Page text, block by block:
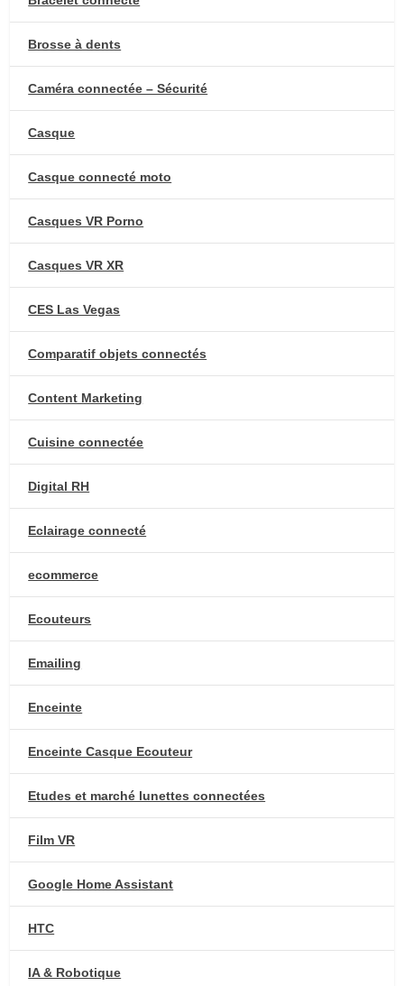
Brosse à dents
Caméra connectée – Sécurité
Casque
Casque connecté moto
Casques VR Porno
Casques VR XR
CES Las Vegas
Comparatif objets connectés
Content Marketing
Cuisine connectée
Digital RH
Eclairage connecté
ecommerce
Ecouteurs
Emailing
Enceinte
Enceinte Casque Ecouteur
Etudes et marché lunettes connectées
Film VR
Google Home Assistant
HTC
IA & Robotique